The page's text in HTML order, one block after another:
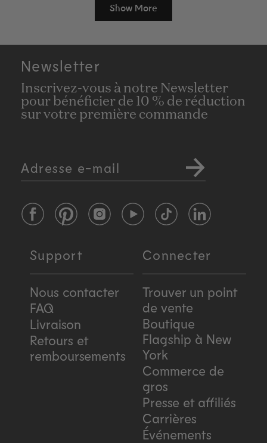
Show More
Newsletter
Inscrivez-vous à notre Newsletter
pour bénéficier de 10 % de réduction
sur votre première commande
Adresse e-mail
FacebookPinterestInstagramYouTubeTikTokLinkedIn
Support
Nous contacter
FAQ
Livraison
Retours et
remboursements
Connecter
Trouver un point
de vente
Boutique
Flagship à New
York
Commerce de
gros
Presse et affiliés
Carrières
Événements